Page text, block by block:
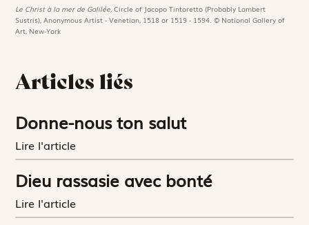
Le Christ à la mer de Galilée,Circle of Jacopo Tintoretto (Probably Lambert
Sustris), Anonymous Artist - Venetian, 1518 or 1519 - 1594. © National Gallery of
Art, New-York
Articles liés
Donne-nous ton salut
Lire l'article
Dieu rassasie avec bonté
Lire l'article